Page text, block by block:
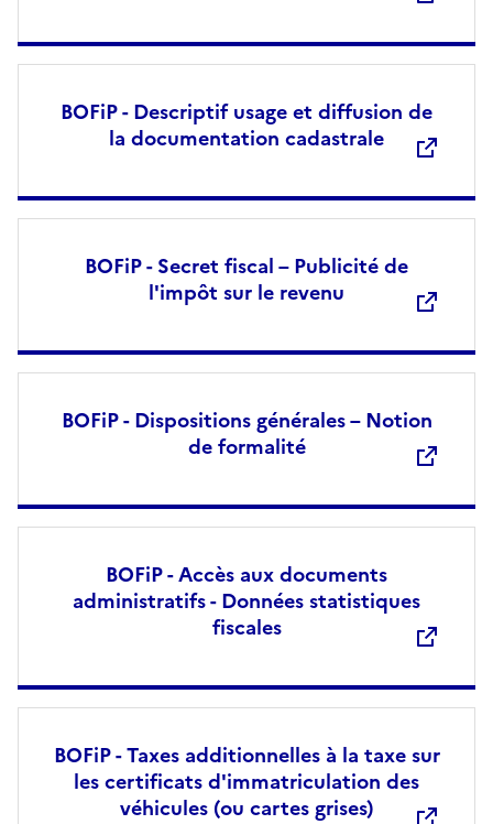
BOFiP - Descriptif usage et diffusion de
la documentation cadastrale
BOFiP - Secret fiscal – Publicité de
l'impôt sur le revenu
BOFiP - Dispositions générales – Notion
de formalité
BOFiP - Accès aux documents
administratifs - Données statistiques
fiscales
BOFiP - Taxes additionnelles à la taxe sur
les certificats d'immatriculation des
véhicules (ou cartes grises)